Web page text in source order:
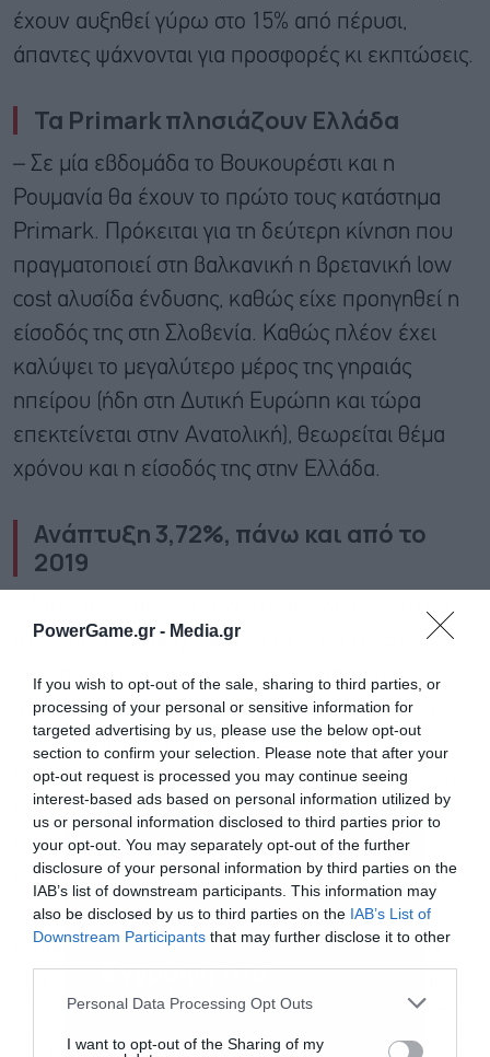
PowerGame.gr - Media.gr
If you wish to opt-out of the sale, sharing to third parties, or
processing of your personal or sensitive information for
targeted advertising by us, please use the below opt-out
section to confirm your selection. Please note that after your
opt-out request is processed you may continue seeing
interest-based ads based on personal information utilized by
us or personal information disclosed to third parties prior to
your opt-out. You may separately opt-out of the further
disclosure of your personal information by third parties on the
IAB’s list of downstream participants. This information may
also be disclosed by us to third parties on the IAB’s List of
Downstream Participants that may further disclose it to other
Personal Data Processing Opt Outs
I want to opt-out of the Sharing of my
έχουν αυξηθεί γύρω στο 15% από πέρυσι,
άπαντες ψάχνονται για προσφορές κι εκπτώσεις.
Τα Primark πλησιάζουν Ελλάδα
– Σε μία εβδομάδα το Βουκουρέστι και η
Ρουμανία θα έχουν το πρώτο τους κατάστημα
Primark. Πρόκειται για τη δεύτερη κίνηση που
πραγματοποιεί στη βαλκανική η βρετανική low
cost αλυσίδα ένδυσης, καθώς είχε προηγηθεί η
είσοδός της στη Σλοβενία. Καθώς πλέον έχει
καλύψει το μεγαλύτερο μέρος της γηραιάς
ηπείρου (ήδη στη Δυτική Ευρώπη και τώρα
επεκτείνεται στην Ανατολική), θεωρείται θέμα
χρόνου και η είσοδός της στην Ελλάδα.
Ανάπτυξη 3,72%, πάνω και από το
2019
το 3ο τρίμηνο (αυξημένο το ΑΕΠ κατά 2,8%
συγκριτικά με 3ο τρίμηνο 2021) ο ρυθμός
ανάπτυξης το 2022. Η χθεσινή ανακοίνωση της
ΕΛΣΤΑΤ ήρθε να ανατρέψει ένα πάγιο δεδομένο
της ελληνικής οικονομίας, ότι το 3ο τρίμηνο είναι
το καλύτερο του έτους, καθώς περιλαμβάνει
τους τρεις μήνες αιχμής του τουρισμού (Ιούλιο,
Αύγουστο, Σεπτέμβριο). Σύμφωνα, όμως, με την
ΕΛΣΤΑΤ, φέτος οι εξαγωγές υπηρεσιών (λέγε με
τουρισμό) ήταν το 3ο τρίμηνο μειωμένες κατά
προς τα κάτω συνολικά την οικονομία (-0,5% στο
3ο τρίμηνο συγκριτικά με το 2ο τρίμηνο). Έστω κι
Εγγραφή στο
newsletter